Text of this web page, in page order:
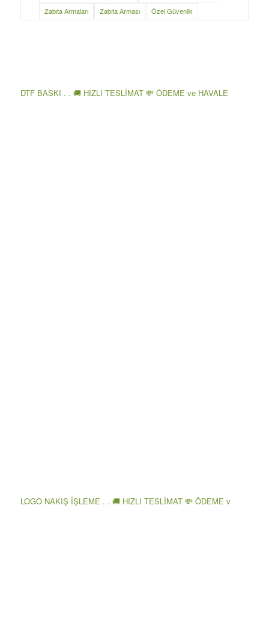
Zabıta Armaları
Zabıta Arması Özel Güvenlik
DTF BASKI . . 🚚 HIZLI TESLİMAT 💸 ÖDEME ve HAVALE
LOGO NAKIŞ İŞLEME . . 🚚 HIZLI TESLİMAT 💸 ÖDEME v